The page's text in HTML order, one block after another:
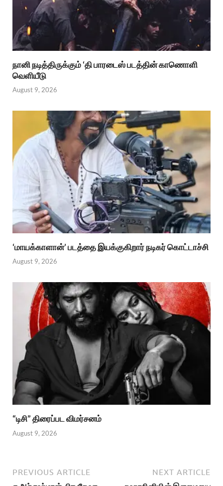
நானி நடித்திருக்கும் ‘தி பாரடைஸ் படத்தின் காணொளி
வெளியீடு
August 9, 2026
‘மாயக்காளான்’ படத்தை இயக்குகிறார் நடிகர் கொட்டாச்சி
August 9, 2026
“டிசி” திரைப்பட விமர்சனம்
August 9, 2026
PREVIOUS ARTICLE NEXT ARTICLE